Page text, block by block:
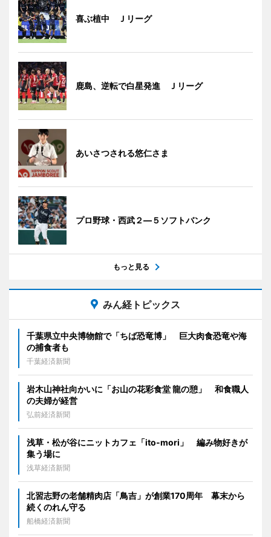
喜ぶ植中 Ｊリーグ
鹿島、逆転で白星発進 Ｊリーグ
あいさつされる悠仁さま
プロ野球・西武２―５ソフトバンク
もっと見る
みん経トピックス
千葉県立中央博物館で「ちば恐竜博」 巨大肉食恐竜や海
の捕食者も
千葉経済新聞
岩木山神社向かいに「お山の花彩食堂 龍の憩」 和食職人
の夫婦が経営
弘前経済新聞
浅草・松が谷にニットカフェ「ito-mori」 編み物好きが
集う場に
浅草経済新聞
北習志野の老舗精肉店「鳥吉」が創業170周年 幕末から
続くのれん守る
船橋経済新聞